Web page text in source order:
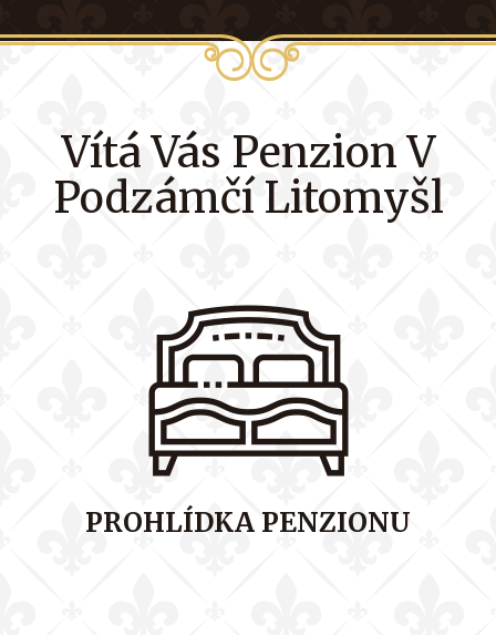
Vítá Vás Penzion V
Podzámčí Litomyšl
PROHLÍDKA PENZIONU